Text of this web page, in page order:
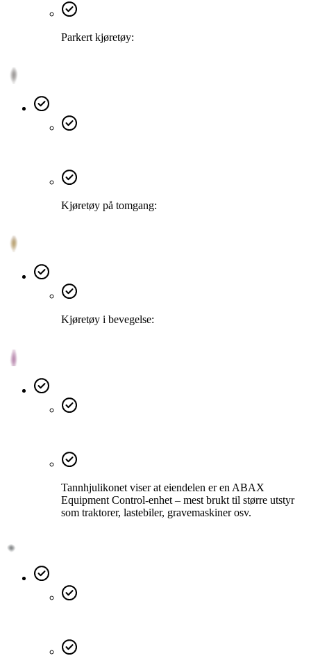
Parkert kjøretøy:
Kjøretøy på tomgang:
Kjøretøy i bevegelse:
Tannhjulikonet viser at eiendelen er en ABAX
Equipment Control-enhet – mest brukt til større utstyr
som traktorer, lastebiler, gravemaskiner osv.